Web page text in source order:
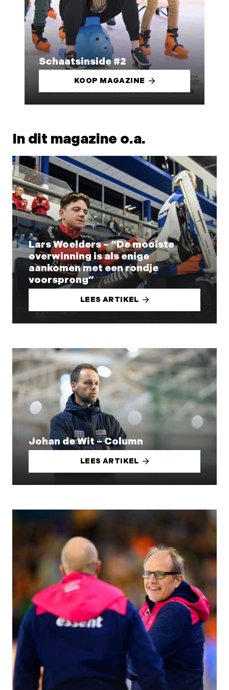
Schaatsinside #2
KOOP MAGAZINE
In dit magazine o.a.
Lars Woelders – “De mooiste
overwinning is als enige
aankomen met een rondje
voorsprong”
LEES ARTIKEL
Johan de Wit – Column
LEES ARTIKEL